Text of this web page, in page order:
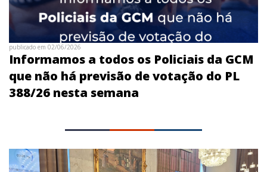
publicado em 02/06/2026
Informamos a todos os Policiais da GCM
que não há previsão de votação do PL
388/26 nesta semana